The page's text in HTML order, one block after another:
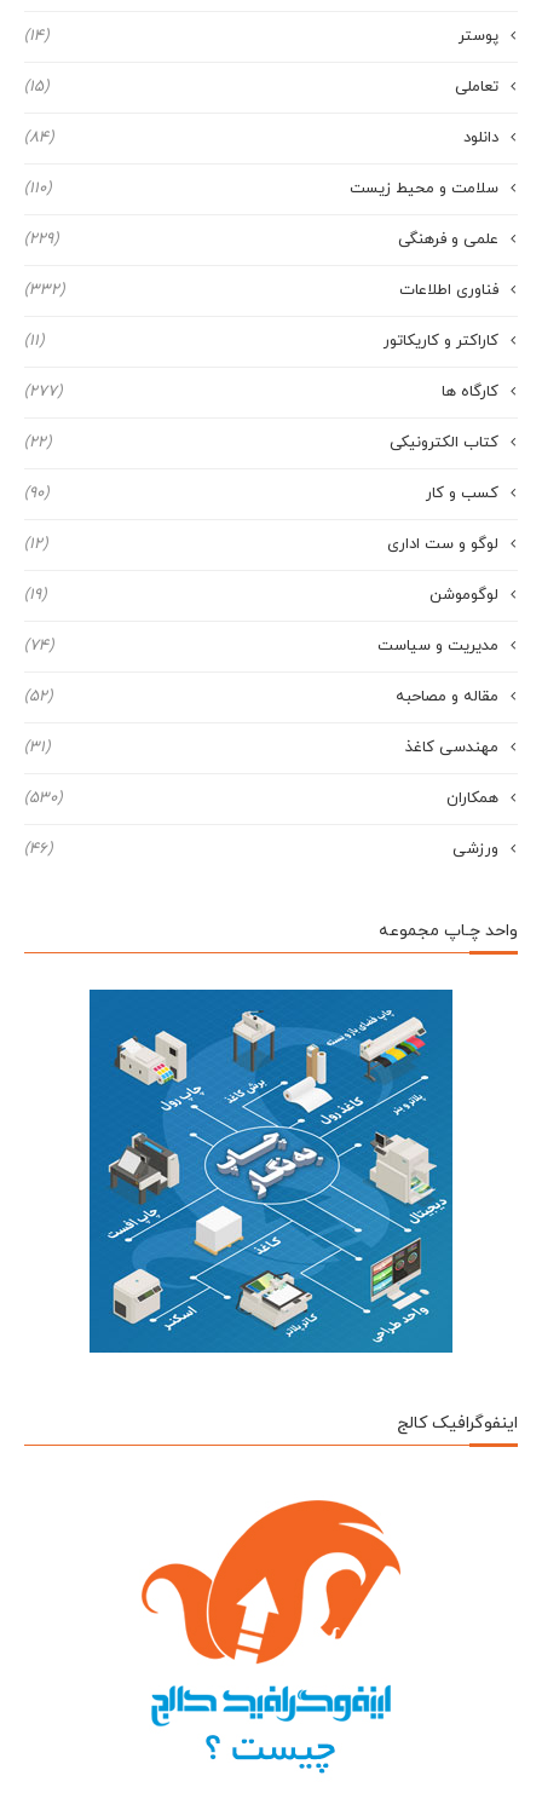
پوستر (14)
تعاملی (15)
دانلود (84)
سلامت و محیط زیست (110)
علمی و فرهنگی (229)
فناوری اطلاعات (332)
کاراکتر و کاریکاتور (11)
کارگاه ها (277)
کتاب الکترونیکی (22)
کسب و کار (90)
لوگو و ست اداری (12)
لوگوموشن (19)
مدیریت و سیاست (74)
مقاله و مصاحبه (52)
مهندسی کاغذ (31)
همکاران (530)
ورزشی (46)
واحد چـاپ مجموعه
اینفوگرافیک کالج